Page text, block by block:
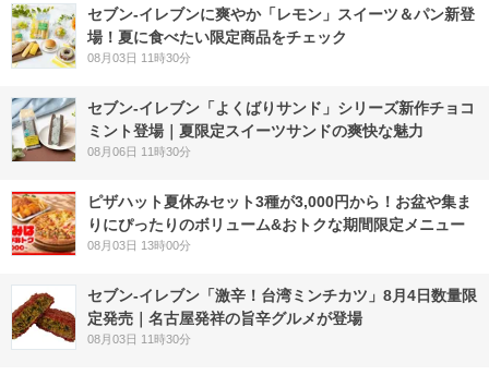
セブン‐イレブンに爽やか「レモン」スイーツ＆パン新登
場！夏に食べたい限定商品をチェック
08月03日 11時30分
セブン‐イレブン「よくばりサンド」シリーズ新作チョコ
ミント登場｜夏限定スイーツサンドの爽快な魅力
08月06日 11時30分
ピザハット夏休みセット3種が3,000円から！お盆や集ま
りにぴったりのボリューム&おトクな期間限定メニュー
08月03日 13時00分
セブン-イレブン「激辛！台湾ミンチカツ」8月4日数量限
定発売｜名古屋発祥の旨辛グルメが登場
08月03日 11時30分